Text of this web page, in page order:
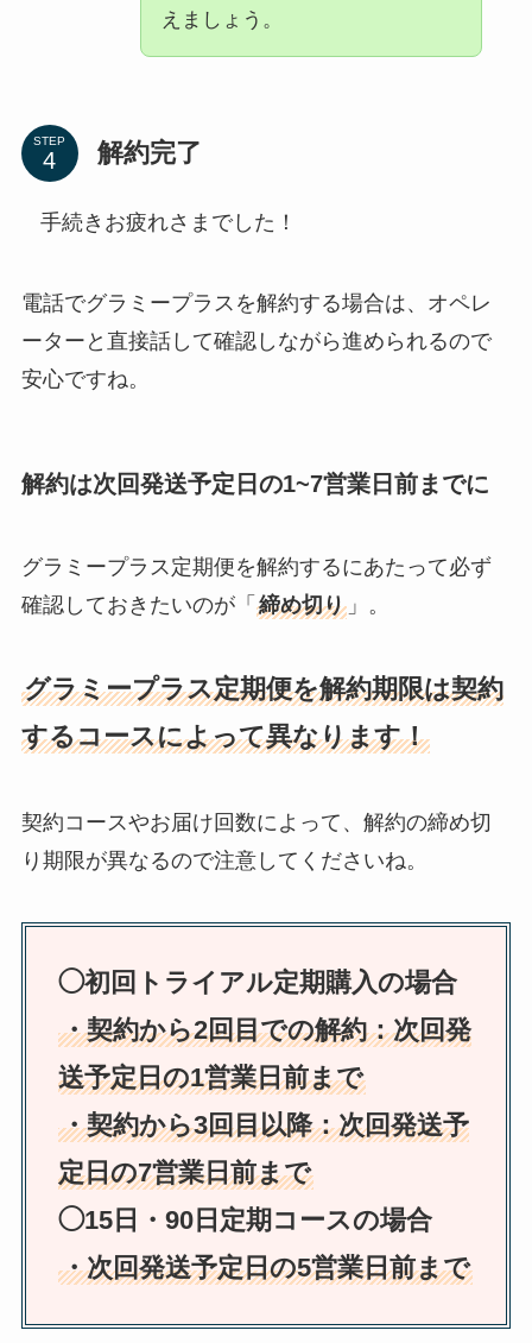
えましょう。
STEP 解約完了
手続きお疲れさまでした！
電話でグラミープラスを解約する場合は、オペレ
ーターと直接話して確認しながら進められるので
安心ですね。
解約は次回発送予定日の1~7営業日前までに
グラミープラス定期便を解約するにあたって必ず
確認しておきたいのが「 締め切り」。
グラミープラス定期便を解約期限は契約
するコースによって異なります！
契約コースやお届け回数によって、解約の締め切
り期限が異なるので注意してくださいね。
◯初回トライアル定期購入の場合
・契約から2回目での解約：次回発
送予定日の1営業日前まで
・契約から3回目以降：次回発送予
定日の7営業日前まで
◯15日・90日定期コースの場合
・次回発送予定日の5営業日前まで